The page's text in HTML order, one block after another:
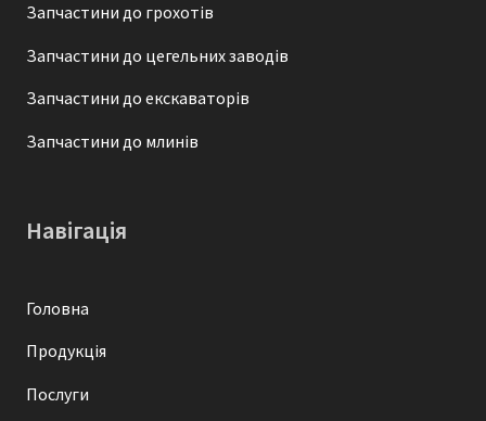
Запчастини до грохотів
Запчастини до цегельних заводів
Запчастини до екскаваторів
Запчастини до млинів
Навігація
Головна
Продукція
Послуги